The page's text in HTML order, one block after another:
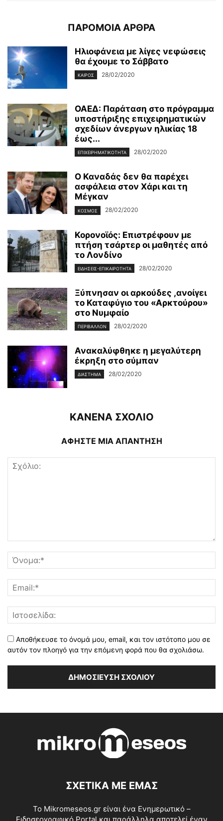
ΠΑΡΟΜΟΙΑ ΑΡΘΡΑ
Ηλιοφάνεια με λίγες νεφώσεις
θα έχουμε το Σάββατο
ΚΑΙΡΌΣ 28/02/2020
ΟΑΕΔ: Παράταση στο πρόγραμμα
υποστήριξης επιχειρηματικών
σχεδίων άνεργων ηλικίας 18
έως...
ΕΠΙΧΕΙΡΗΜΑΤΙΚΌΤΗΤΑ 28/02/2020
Ο Καναδάς δεν θα παρέχει
ασφάλεια στον Χάρι και τη
Μέγκαν
ΚΌΣΜΟΣ 28/02/2020
Κορονοϊός: Επιστρέφουν με
πτήση τσάρτερ οι μαθητές από
το Λονδίνο
ΕΙΔΉΣΕΙΣ-ΕΠΙΚΑΙΡΌΤΗΤΑ 28/02/2020
Ξύπνησαν οι αρκούδες ,ανοίγει
το Καταφύγιο του «Αρκτούρου»
στο Νυμφαίο
ΠΕΡΙΒΆΛΛΟΝ 28/02/2020
Ανακαλύφθηκε η μεγαλύτερη
έκρηξη στο σύμπαν
ΔΙΆΣΤΗΜΑ 28/02/2020
ΚΑΝΕΝΑ ΣΧΟΛΙΟ
ΑΦΗΣΤΕ ΜΙΑ ΑΠΑΝΤΗΣΗ
Αποθήκευσε το όνομά μου, email, και τον ιστότοπο μου σε
αυτόν τον πλοηγό για την επόμενη φορά που θα σχολιάσω.
ΣΧΕΤΙΚΑ ΜΕ ΕΜΑΣ
Το Mikromeseos.gr είναι ένα Ενημερωτικό –